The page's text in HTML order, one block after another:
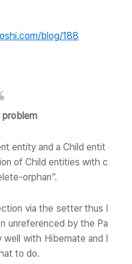
blog/188
problem
entity and a Child entit
of Child entities with c
orphan”.
via the setter thus l
unreferenced by the Pa
with Hibernate and l
to do.